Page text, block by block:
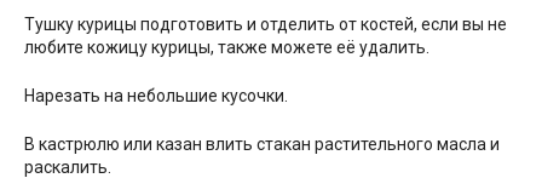
Тушку курицы подготовить и отделить от костей, если вы не
любите кожицу курицы, также можете её удалить.
Нарезать на небольшие кусочки.
В кастрюлю или казан влить стакан растительного масла и
раскалить.